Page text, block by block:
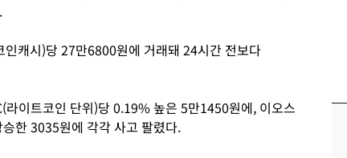
캐시)당 27만6800원에 거래돼 24시간 전보다
라이트코인 단위)당 0.19% 높은 5만1450원에, 이오스
한 3035원에 각각 사고 팔렸다.